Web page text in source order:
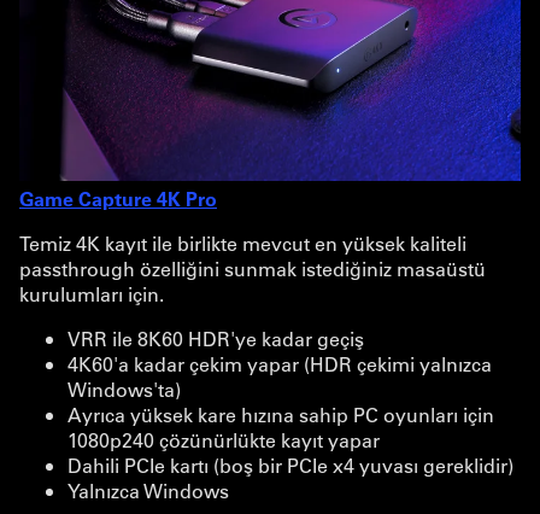
Game Capture 4K Pro
Temiz 4K kayıt ile birlikte mevcut en yüksek kaliteli
passthrough özelliğini sunmak istediğiniz masaüstü
kurulumları için.
VRR ile 8K60 HDR'ye kadar geçiş
4K60'a kadar çekim yapar (HDR çekimi yalnızca
Windows'ta)
Ayrıca yüksek kare hızına sahip PC oyunları için
1080p240 çözünürlükte kayıt yapar
Dahili PCIe kartı (boş bir PCIe x4 yuvası gereklidir)
Yalnızca Windows